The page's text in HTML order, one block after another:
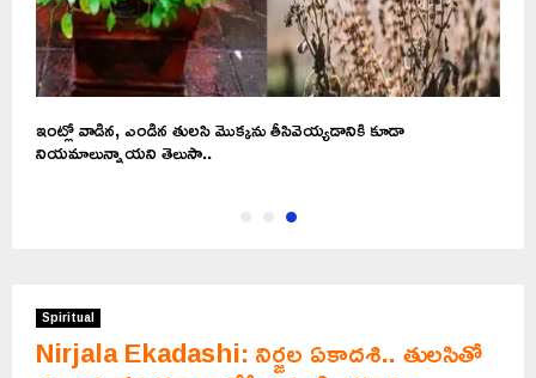
ఇంట్లో వాడిన, ఎండిన తులసి మొక్కను తీసివెయ్యడానికి కూడా
నియమాలున్నాయని తెలుసా..
Spiritual
Nirjala Ekadashi: నిర్జల ఏకాదశి.. తులసితో